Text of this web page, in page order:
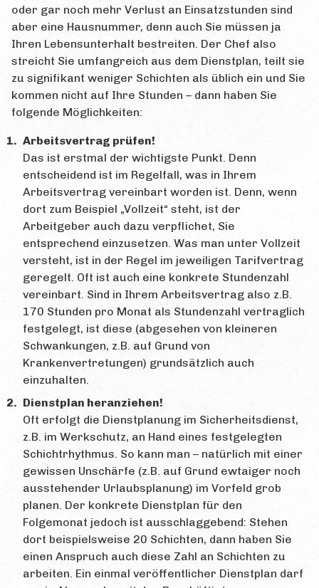
oder gar noch mehr Verlust an Einsatzstunden sind
aber eine Hausnummer, denn auch Sie müssen ja
Ihren Lebensunterhalt bestreiten. Der Chef also
streicht Sie umfangreich aus dem Dienstplan, teilt sie
zu signifikant weniger Schichten als üblich ein und Sie
kommen nicht auf Ihre Stunden – dann haben Sie
folgende Möglichkeiten:
Arbeitsvertrag prüfen!
Das ist erstmal der wichtigste Punkt. Denn
entscheidend ist im Regelfall, was in Ihrem
Arbeitsvertrag vereinbart worden ist. Denn, wenn
dort zum Beispiel „Vollzeit“ steht, ist der
Arbeitgeber auch dazu verpflichet, Sie
entsprechend einzusetzen. Was man unter Vollzeit
versteht, ist in der Regel im jeweiligen Tarifvertrag
geregelt. Oft ist auch eine konkrete Stundenzahl
vereinbart. Sind in Ihrem Arbeitsvertrag also z.B.
170 Stunden pro Monat als Stundenzahl vertraglich
festgelegt, ist diese (abgesehen von kleineren
Schwankungen, z.B. auf Grund von
Krankenvertretungen) grundsätzlich auch
einzuhalten.
Dienstplan heranziehen!
Oft erfolgt die Dienstplanung im Sicherheitsdienst,
z.B. im Werkschutz, an Hand eines festgelegten
Schichtrhythmus. So kann man – natürlich mit einer
gewissen Unschärfe (z.B. auf Grund ewtaiger noch
ausstehender Urlaubsplanung) im Vorfeld grob
planen. Der konkrete Dienstplan für den
Folgemonat jedoch ist ausschlaggebend: Stehen
dort beispielsweise 20 Schichten, dann haben Sie
einen Anspruch auch diese Zahl an Schichten zu
arbeiten. Ein einmal veröffentlicher Dienstplan darf